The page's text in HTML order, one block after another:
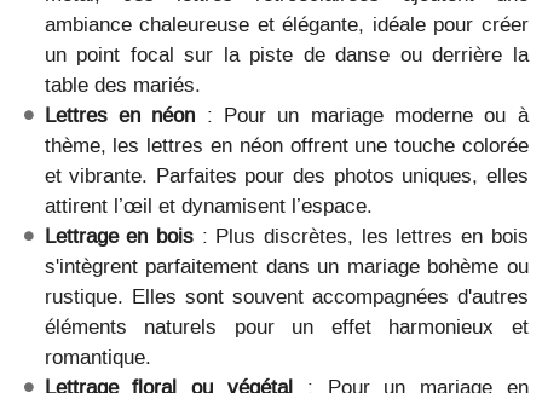
ambiance chaleureuse et élégante, idéale pour créer
un point focal sur la piste de danse ou derrière la
table des mariés.
Lettres en néon : Pour un mariage moderne ou à
thème, les lettres en néon offrent une touche colorée
et vibrante. Parfaites pour des photos uniques, elles
attirent l’œil et dynamisent l’espace.
Lettrage en bois : Plus discrètes, les lettres en bois
s'intègrent parfaitement dans un mariage bohème ou
rustique. Elles sont souvent accompagnées d'autres
éléments naturels pour un effet harmonieux et
romantique.
Lettrage floral ou végétal: Pour un mariage en